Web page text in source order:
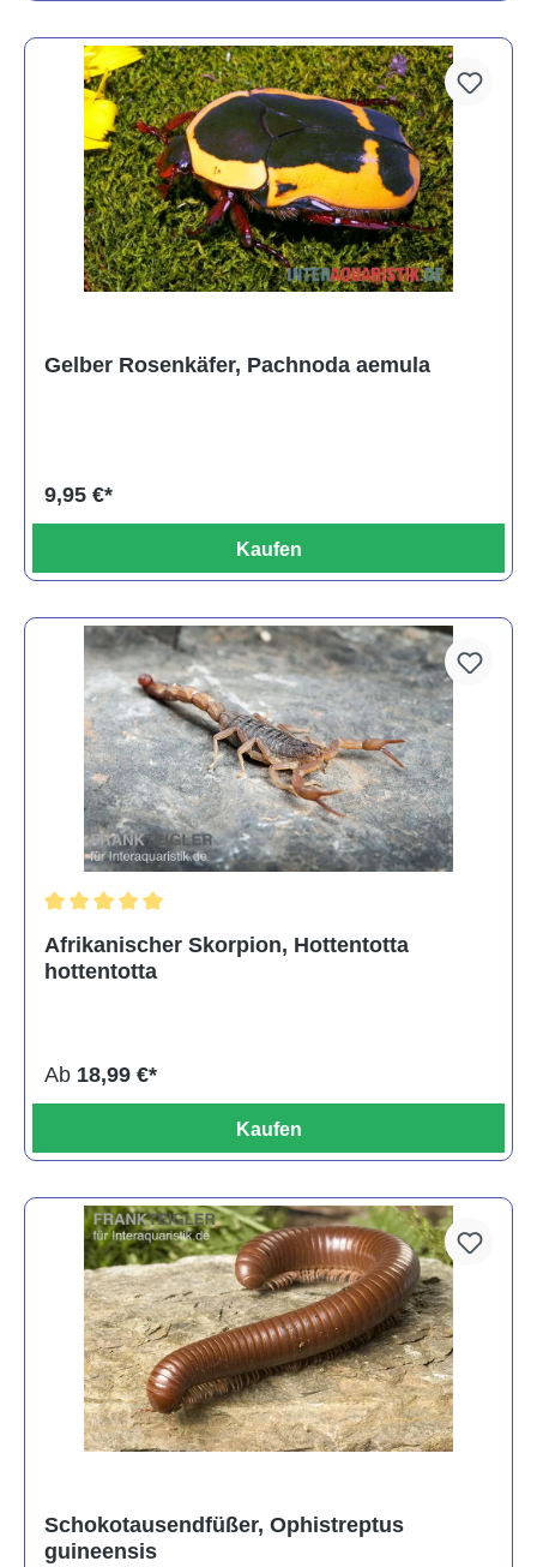
Gelber Rosenkäfer, Pachnoda aemula
9,95 €*
Kaufen
Afrikanischer Skorpion, Hottentotta
hottentotta
Ab 18,99 €*
Kaufen
Schokotausendfüßer, Ophistreptus
guineensis